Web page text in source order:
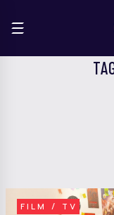
FILM / TV